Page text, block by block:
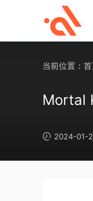
当前位置：
Mortal
2024-01-